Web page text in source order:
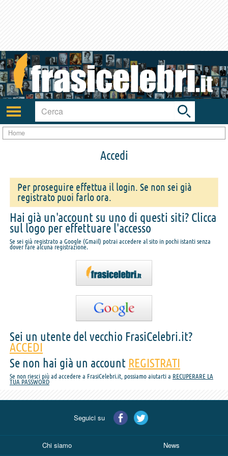
Attiva/disattiva
navigazione
Toggle
search
bar
Home
Accedi
Per proseguire effettua il login. Se non sei già
registrato puoi farlo ora.
Hai già un'account su uno di questi siti? Clicca
sul logo per effettuare l'accesso
Se sei già registrato a Google (Gmail) potrai accedere al sito in pochi istanti senza
dover fare alcuna registrazione.
Sei un utente del vecchio FrasiCelebri.it?
ACCEDI
Se non hai già un account REGISTRATI
Se non riesci più ad accedere a FrasiCelebri.it, possiamo aiutarti a RECUPERARE LA
TUA PASSWORD
Seguici su
Chi siamo News